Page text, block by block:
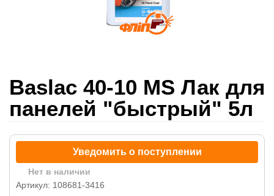
Baslac 40-10 MS Лак для
панелей "быстрый" 5л
Уведомить о поступлении
Нет в наличии
Артикул: 108681-3416